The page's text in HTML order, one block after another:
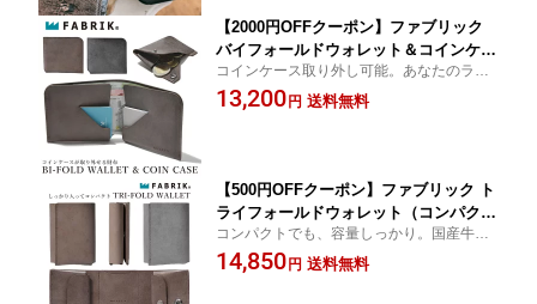
【2000円OFFクーポン】ファブリック
バイフォールドウォレット＆コインケー
ス（ コンパクト 財布 FABRIK ファブリ
ック BI-FOLD WALLET COINCASE 二
コインケース取り外し可能。あなたのライ
フスタイルに合わせて使えます。国産牛革
の色合いが美しい二つ折り財布。使い込ん
13,200 円 送料無料
【500円OFFクーポン】ファブリック ト
ライフォールドウォレット（コンパクト
財布 FABRIK ファブリック TRI-FOLD
WALLET 三つ折り財布 国産牛革 本革
コンパクトでも、容量しっかり。国産牛革
の色合いが美しい、手のひらサイズの三つ
折り財布。使い込んで自分だけの色に【正
14,850 円 送料無料